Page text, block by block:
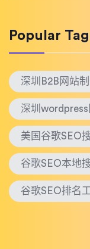
Popular
深圳B2B网站
深圳
美国谷歌SEO
谷歌SEO本地
谷歌SEO排名